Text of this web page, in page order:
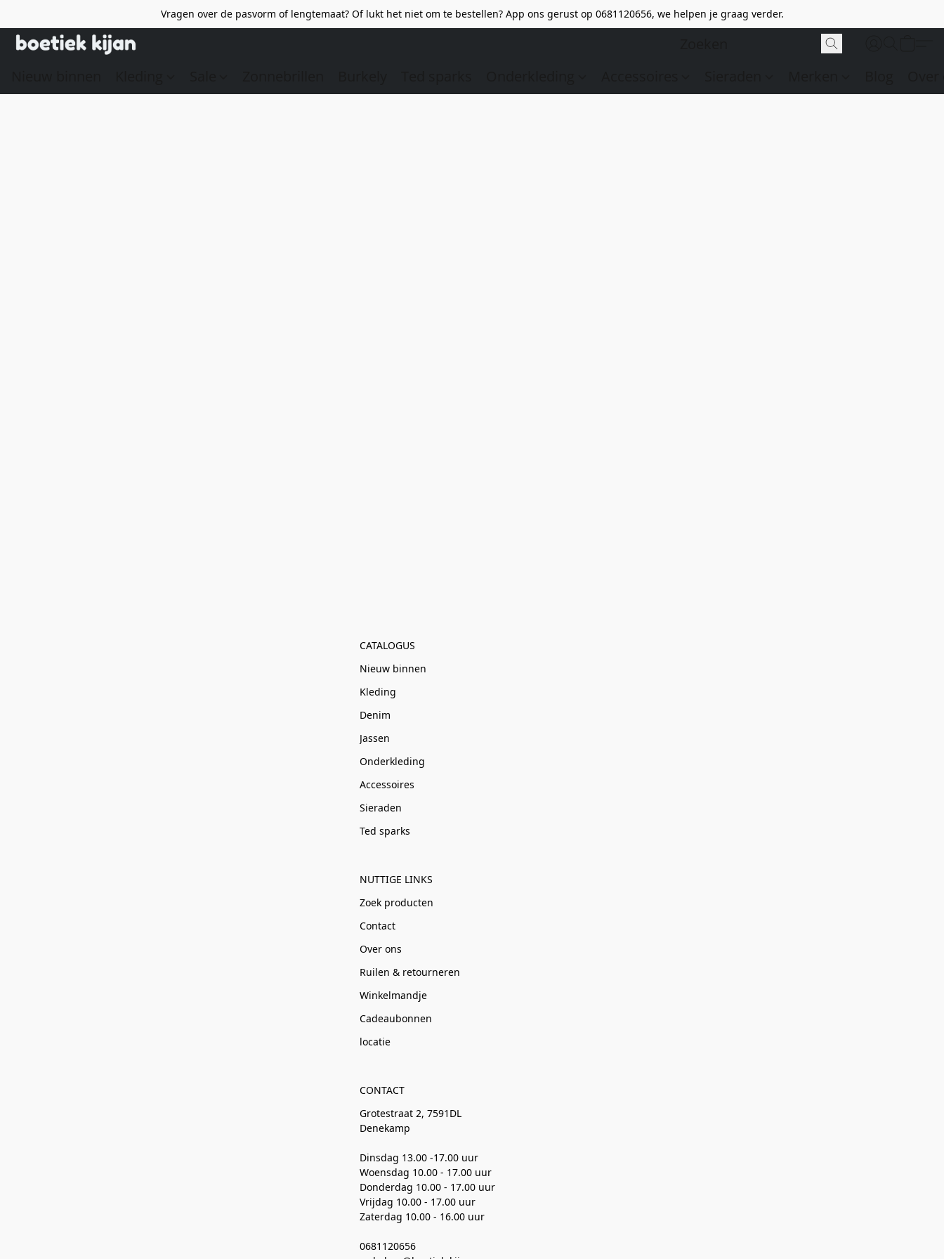
Vragen over de pasvorm of lengtemaat? Of lukt het niet om te bestellen? App ons gerust op 0681120656, we helpen je graag verder.
CATALOGUS
Nieuw binnen
Kleding
Denim
Jassen
Onderkleding
Accessoires
Sieraden
Ted sparks
NUTTIGE LINKS
Zoek producten
Contact
Over ons
Ruilen & retourneren
Winkelmandje
Cadeaubonnen
locatie
CONTACT
Grotestraat 2, 7591DL
Denekamp
Dinsdag 13.00 -17.00 uur
Woensdag 10.00 - 17.00 uur
Donderdag 10.00 - 17.00 uur
Vrijdag 10.00 - 17.00 uur
Zaterdag 10.00 - 16.00 uur
0681120656